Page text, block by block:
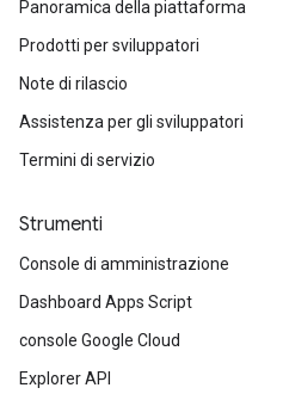
Panoramica della piattaforma
Prodotti per sviluppatori
Note di rilascio
Assistenza per gli sviluppatori
Termini di servizio
Strumenti
Console di amministrazione
Dashboard Apps Script
console Google Cloud
Explorer API